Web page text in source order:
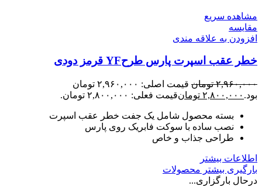
مشاهده سریع
مقایسه
افزودن به علاقه مندی
خطر عقب اسپرت پارس طرحYF قرمز دودی
۲,۹۶۰,۰۰۰ تومان
قیمت اصلی: ۲,۹۶۰,۰۰۰ تومان
بود. ۲,۸۰۰,۰۰۰ تومانقیمت فعلی: ۲,۸۰۰,۰۰۰ تومان.
بسته محصول شامل یک جفت خطر عقب اسپرت
نصب ساده با سوکت فابریک روی پارس
طراحی جذاب و خاص
اطلاعات بیشتر
بارگیری بیشتر محصولات
درحال بارگزاری...